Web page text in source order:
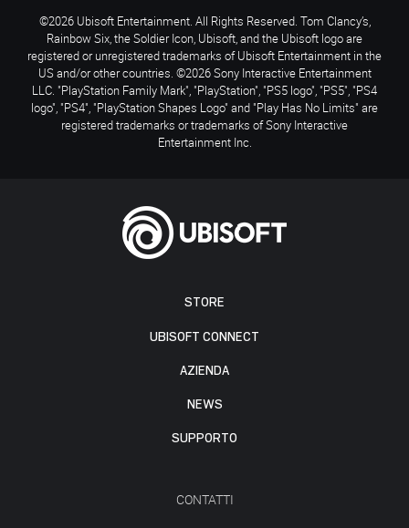
STORE
UBISOFT CONNECT
AZIENDA
NEWS
SUPPORTO
CONTATTI
©2026 Ubisoft Entertainment. All Rights Reserved. Tom Clancy’s,
Rainbow Six, the Soldier Icon, Ubisoft, and the Ubisoft logo are
registered or unregistered trademarks of Ubisoft Entertainment in the
US and/or other countries. ©2026 Sony Interactive Entertainment
LLC. "PlayStation Family Mark", "PlayStation", "PS5 logo", "PS5", "PS4
logo", "PS4", "PlayStation Shapes Logo" and "Play Has No Limits" are
registered trademarks or trademarks of Sony Interactive
Entertainment Inc.